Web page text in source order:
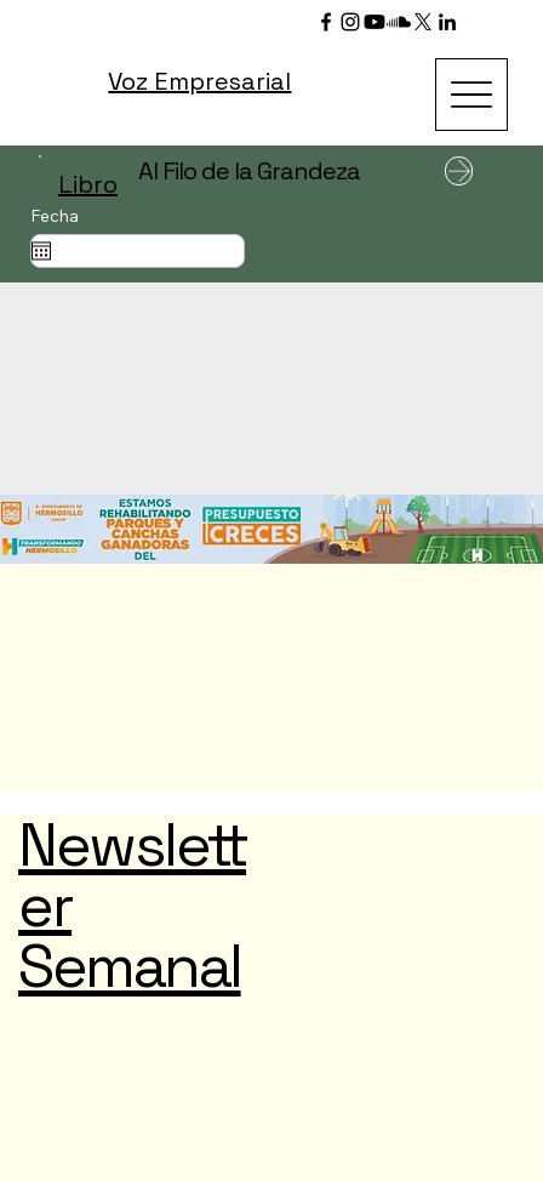
Voz Empresarial
Fecha
Libro Al Filo de la Grandeza
Newslett
er
Semanal